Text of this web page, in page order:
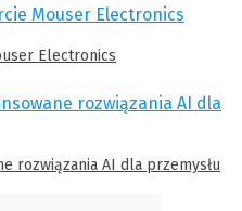
Electronics
rozwiązania AI dla przemysłu